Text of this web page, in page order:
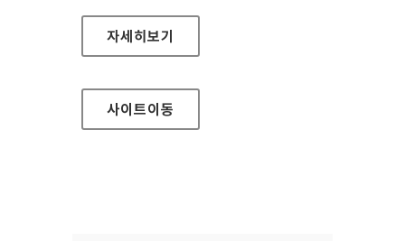
KB국민카드 공통영역 홈페이지
자세히보기
사이트이동